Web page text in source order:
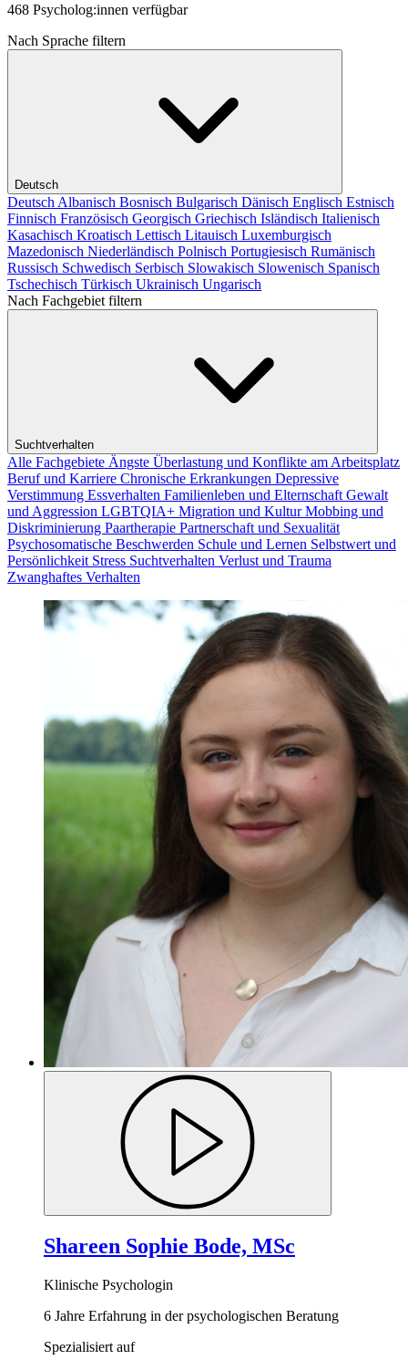
468 Psycholog:innen verfügbar
Nach Sprache filtern
Deutsch
Deutsch Albanisch Bosnisch Bulgarisch Dänisch Englisch Estnisch
Finnisch Französisch Georgisch Griechisch Isländisch Italienisch
Kasachisch Kroatisch Lettisch Litauisch Luxemburgisch
Mazedonisch Niederländisch Polnisch Portugiesisch Rumänisch
Russisch Schwedisch Serbisch Slowakisch Slowenisch Spanisch
Tschechisch Türkisch Ukrainisch Ungarisch
Nach Fachgebiet filtern
Suchtverhalten
Alle Fachgebiete Ängste Überlastung und Konflikte am Arbeitsplatz
Beruf und Karriere Chronische Erkrankungen Depressive
Verstimmung Essverhalten Familienleben und Elternschaft Gewalt
und Aggression LGBTQIA+ Migration und KulturMobbing und
Diskriminierung Paartherapie Partnerschaft und Sexualität
Psychosomatische Beschwerden Schule und Lernen Selbstwert und
Persönlichkeit Stress Suchtverhalten Verlust und Trauma
Zwanghaftes Verhalten
Shareen Sophie Bode, MSc
Klinische Psychologin
6 Jahre Erfahrung in der psychologischen Beratung
Spezialisiert auf